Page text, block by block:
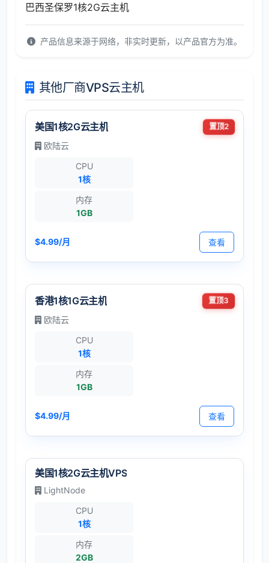
巴西圣保罗1核2G云主机
产品信息来源于网络，非实时更新，以产品官方为准。
其他厂商VPS云主机
美国1核2G云主机 置顶2
欧陆云
CPU
1核
内存
1GB
$4.99/月 查看
香港1核1G云主机 置顶3
欧陆云
CPU
1核
内存
1GB
$4.99/月 查看
美国1核2G云主机VPS
LightNode
CPU
1核
内存
2GB